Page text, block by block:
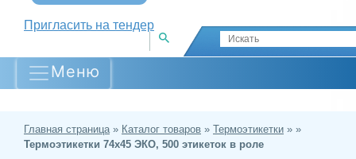
Пригласить на тендер
Меню
Главная страница » Каталог товаров » Термоэтикетки » »
Термоэтикетки 74х45 ЭКО, 500 этикеток в роле